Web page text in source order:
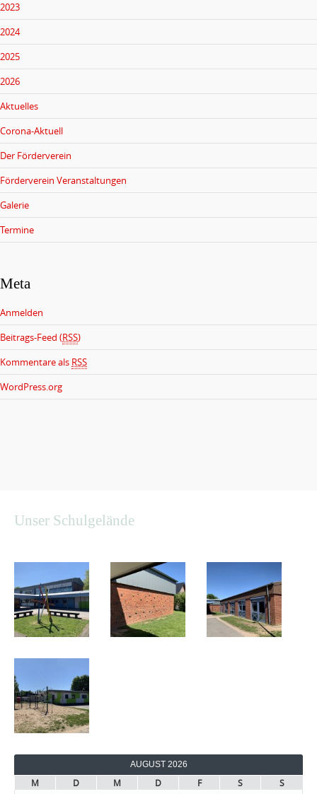
2023
2024
2025
2026
Aktuelles
Corona-Aktuell
Der Förderverein
Förderverein Veranstaltungen
Galerie
Termine
Meta
Anmelden
Beitrags-Feed (RSS)
Kommentare als RSS
WordPress.org
Unser Schulgelände
AUGUST 2026
M D M D F S
S